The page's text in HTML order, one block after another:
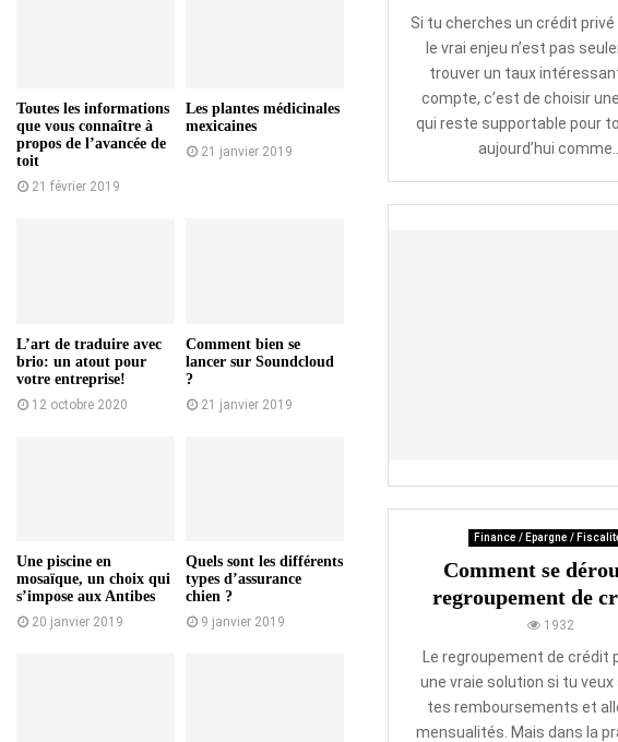
Si tu cherches un crédit privé
le vrai enjeu n’est pas
trouver un taux
compte, c’est de choisir
qui reste supportable pour
aujourd’hui comme...
Finance / Epargne /
Comment se
regroupement de
1932
Le regroupement de crédit
une vraie solution si tu
tes remboursements et
mensualités. Mais dans la
Toutes les informations
que vous connaître à
propos de l’avancée de
toit
21 février 2019
Les plantes médicinales
mexicaines
21 janvier 2019
L’art de traduire avec
brio: un atout pour
votre entreprise!
12 octobre 2020
Comment bien se
lancer sur Soundcloud
?
21 janvier 2019
Une piscine en
mosaïque, un choix qui
s’impose aux Antibes
20 janvier 2019
Quels sont les différents
types d’assurance
chien ?
9 janvier 2019